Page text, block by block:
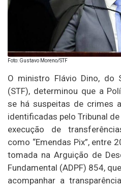
Foto: Gustavo Moreno/STF
O ministro Flávio Dino, do
(STF), determinou que a
se há suspeitas de crimes
identificadas pelo Tribunal
execução de
como “Emendas Pix”, entre
tomada na Arguição de
Fundamental (ADPF) 854,
acompanhar a